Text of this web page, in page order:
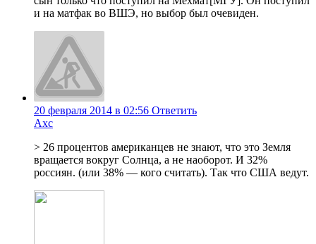
и на матфак во ВШЭ, но выбор был очевиден.
20 февраля 2014 в 02:56 Ответить
Axc
> 26 процентов американцев не знают, что это Земля
вращается вокруг Солнца, а не наоборот. И 32%
россиян. (или 38% — кого считать). Так что США ведут.